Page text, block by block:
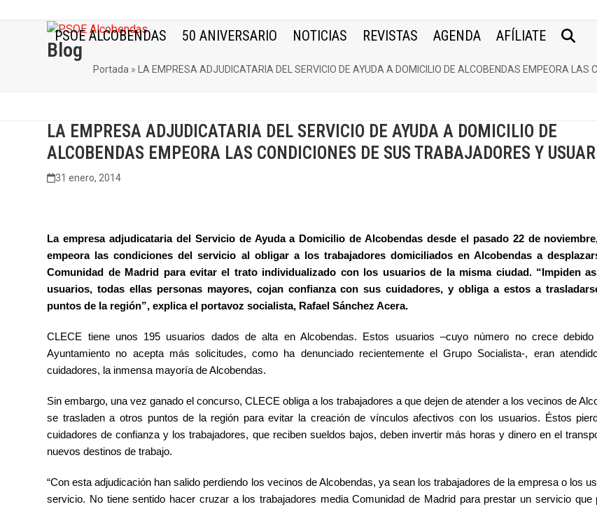
PSOE ALCOBENDAS 50 ANIVERSARIO NOTICIAS REVISTAS AGENDA AFÍLIATE
Blog
Portada » LA EMPRESA ADJUDICATARIA DEL SERVICIO DE AYUDA A DOMICILIO DE ALCOBENDAS EMPEORA
LA EMPRESA ADJUDICATARIA DEL SERVICIO DE AYUDA A DOMICILIO DE
ALCOBENDAS EMPEORA LAS CONDICIONES DE SUS TRABAJADORES Y
31 enero, 2014
La empresa adjudicataria del Servicio de Ayuda a Domicilio de Alcobendas desde el pasado 22 de
empeora las condiciones del servicio al obligar a los trabajadores domiciliados en Alcobendas a
Comunidad de Madrid para evitar el trato individualizado con los usuarios de la misma ciudad. “Impiden
usuarios, todas ellas personas mayores, cojan confianza con sus cuidadores, y obliga a estos a
puntos de la región”, explica el portavoz socialista, Rafael Sánchez Acera.
CLECE tiene unos 195 usuarios dados de alta en Alcobendas. Estos usuarios –cuyo número no crece
Ayuntamiento no acepta más solicitudes, como ha denunciado recientemente el Grupo Socialista-, eran
cuidadores, la inmensa mayoría de Alcobendas.
Sin embargo, una vez ganado el concurso, CLECE obliga a los trabajadores a que dejen de atender a los vecinos de
se trasladen a otros puntos de la región para evitar la creación de vínculos afectivos con los usuarios. Éstos
cuidadores de confianza y los trabajadores, que reciben sueldos bajos, deben invertir más horas y dinero en el
nuevos destinos de trabajo.
“Con esta adjudicación han salido perdiendo los vecinos de Alcobendas, ya sean los trabajadores de la empresa o los
servicio. No tiene sentido hacer cruzar a los trabajadores media Comunidad de Madrid para prestar un servicio que